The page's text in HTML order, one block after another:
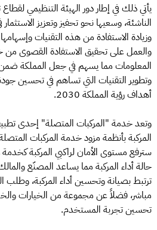
يأتي ذلك في إطار دور الهيئة التنظيمي
الناشئة، وسعيها نحو تحفيز وتعزيز الاستثمار
وزيادة الاستفادة من هذه التقنيات
والعمل على تحقيق الاستفادة القصوى من
المعلومات مما يسهم في جعل المملكة ضمن
وتطوير التقنيات التي تساهم في تحسين
أهداف رؤية المملكة 2030.
وتعد خدمة "المركبات المتصلة" إحدى
المركبة بأنظمة مزود خدمة المركبات
سترفع مستوى الأمان لراكبي المركبة
حالة أداء المركبة مما يساعد المصنّع
ترتبط بصيانة وتحسين أداء المركبة،
مباشر، فضلاً عن مجموعة من الخيارات
تحسين تجربة المستخدم.